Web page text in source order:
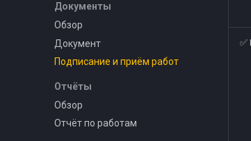
Документы
Обзор
Документ
Подписание и приём работ
Отчёты
Обзор
Отчёт по работам
✅